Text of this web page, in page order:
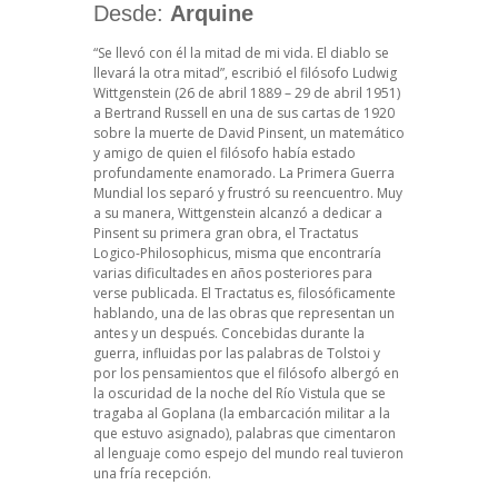
Desde: Arquine
“Se llevó con él la mitad de mi vida. El diablo se
llevará la otra mitad”, escribió el filósofo Ludwig
Wittgenstein (26 de abril 1889 – 29 de abril 1951)
a Bertrand Russell en una de sus cartas de 1920
sobre la muerte de David Pinsent, un matemático
y amigo de quien el filósofo había estado
profundamente enamorado. La Primera Guerra
Mundial los separó y frustró su reencuentro. Muy
a su manera, Wittgenstein alcanzó a dedicar a
Pinsent su primera gran obra, el Tractatus
Logico-Philosophicus, misma que encontraría
varias dificultades en años posteriores para
verse publicada. El Tractatus es, filosóficamente
hablando, una de las obras que representan un
antes y un después. Concebidas durante la
guerra, influidas por las palabras de Tolstoi y
por los pensamientos que el filósofo albergó en
la oscuridad de la noche del Río Vistula que se
tragaba al Goplana (la embarcación militar a la
que estuvo asignado), palabras que cimentaron
al lenguaje como espejo del mundo real tuvieron
una fría recepción.